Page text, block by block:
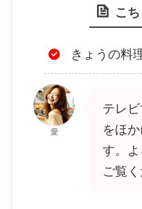
こ
きょうの料
愛
テレ
をほ
す。
ご覧く